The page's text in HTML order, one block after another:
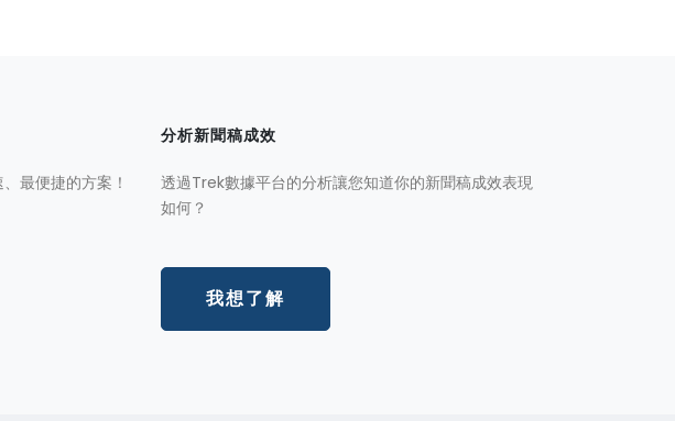
最便捷的方案！
分析新聞稿成效
透過Trek數據平台的分析讓您知道你的新聞稿成效表現
如何？
我想了解